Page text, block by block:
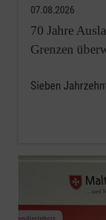
07.08.2026
70 Jahre
Grenzen
Sieben